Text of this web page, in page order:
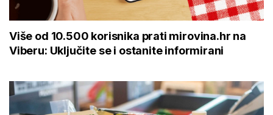
Više od 10.500 korisnika prati mirovina.hr na
Viberu: Uključite se i ostanite informirani